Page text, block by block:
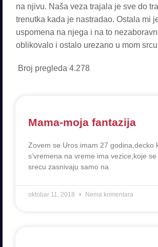
na njivu. Naša veza trajala je sve do
trenutka kada je nastradao. Ostala mi
uspomena na njega i na to
oblikovalo i ostalo urezano u mom
Broj pregleda 4.278
Mama-moja fantazija
Zovem se Uros imam 27 godina,decko
s’vremena na vreme ima vezice,koje
srecu zasnivaju samo na
oktobar 11, 2018 Nema komentara